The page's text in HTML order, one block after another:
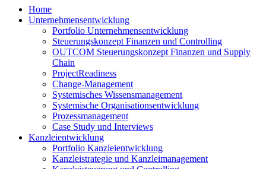
Home
Unternehmensentwicklung
Portfolio Unternehmensentwicklung
Steuerungskonzept Finanzen und Controlling
OUTCOM Steuerungskonzept Finanzen und Supply
Chain
ProjectReadiness
Change-Management
Systemisches Wissensmanagement
Systemische Organisationsentwicklung
Prozessmanagement
Case Study und Interviews
Kanzleientwicklung
Portfolio Kanzleientwicklung
Kanzleistrategie und Kanzleimanagement